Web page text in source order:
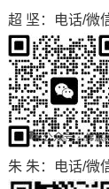
超 坚：电话/微
朱 朱：电话/微